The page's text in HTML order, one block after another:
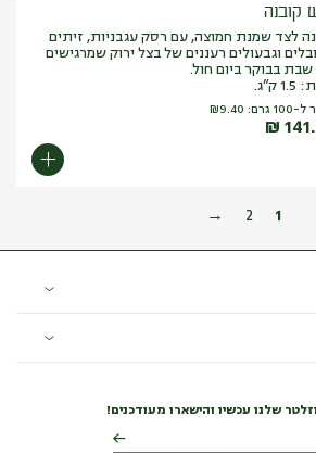
קובנה
לצד שמנת חמוצה, עם רסק עגבניות, זיתים
וגבעולים רעננים של בצל ירוק שמרגישים
שבת בבוקר ביום חול.
ק”ג.
גרם: ₪9.40
₪
1
2
→
שלנו עכשיו והישארו מעודכנים!